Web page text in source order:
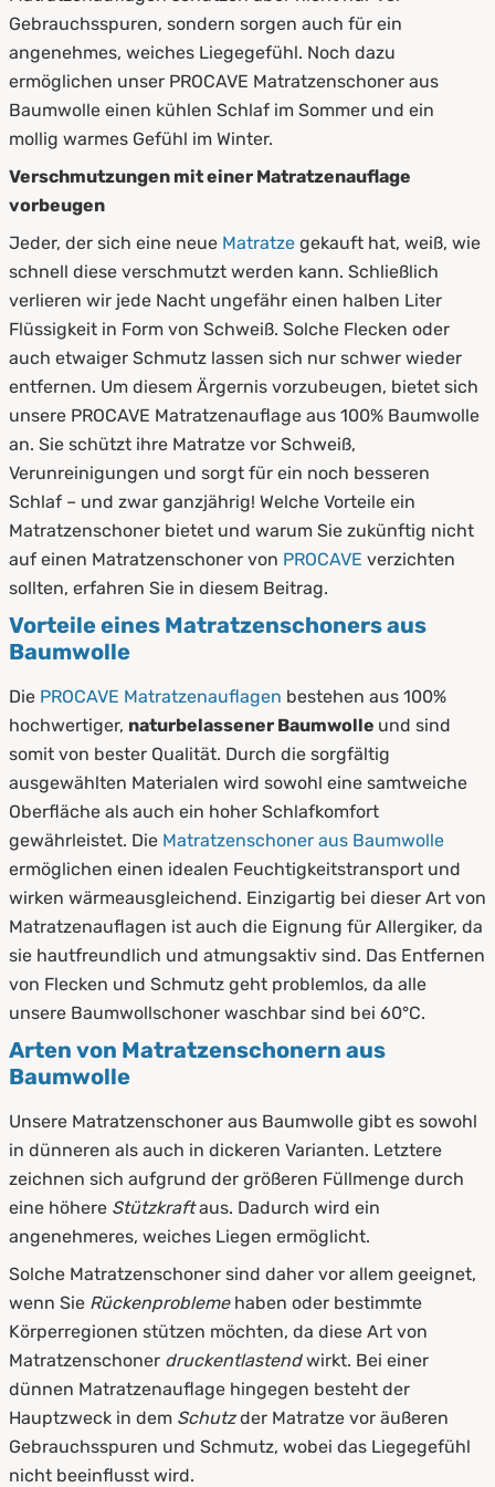
Baumwolle
5.
Pflege und Reinigung von Baumwoll-
Matratzenauflagen
6. Zusammenfassung
Gebrauchsspuren, sondern sorgen auch für ein
angenehmes, weiches Liegegefühl. Noch dazu
ermöglichen unser PROCAVE Matratzenschoner aus
Baumwolle einen kühlen Schlaf im Sommer und ein
mollig warmes Gefühl im Winter.
Verschmutzungen mit einer Matratzenauflage
vorbeugen
Jeder, der sich eine neue Matratze gekauft hat, weiß, wie
schnell diese verschmutzt werden kann. Schließlich
verlieren wir jede Nacht ungefähr einen halben Liter
Flüssigkeit in Form von Schweiß. Solche Flecken oder
auch etwaiger Schmutz lassen sich nur schwer wieder
entfernen. Um diesem Ärgernis vorzubeugen, bietet sich
unsere PROCAVE Matratzenauflage aus 100% Baumwolle
an. Sie schützt ihre Matratze vor Schweiß,
Verunreinigungen und sorgt für ein noch besseren
Schlaf – und zwar ganzjährig! Welche Vorteile ein
Matratzenschoner bietet und warum Sie zukünftig nicht
auf einen Matratzenschoner von PROCAVE verzichten
sollten, erfahren Sie in diesem Beitrag.
Vorteile eines Matratzenschoners aus
Baumwolle
Die PROCAVE Matratzenauflagen bestehen aus 100%
hochwertiger, naturbelassener Baumwolle und sind
somit von bester Qualität. Durch die sorgfältig
ausgewählten Materialen wird sowohl eine samtweiche
Oberfläche als auch ein hoher Schlafkomfort
gewährleistet. Die Matratzenschoner aus Baumwolle
ermöglichen einen idealen Feuchtigkeitstransport und
wirken wärmeausgleichend. Einzigartig bei dieser Art von
Matratzenauflagen ist auch die Eignung für Allergiker, da
sie hautfreundlich und atmungsaktiv sind. Das Entfernen
von Flecken und Schmutz geht problemlos, da alle
unsere Baumwollschoner waschbar sind bei 60°C.
Arten von Matratzenschonern aus
Baumwolle
Unsere Matratzenschoner aus Baumwolle gibt es sowohl
in dünneren als auch in dickeren Varianten. Letztere
zeichnen sich aufgrund der größeren Füllmenge durch
eine höhere Stützkraftaus. Dadurch wird ein
angenehmeres, weiches Liegen ermöglicht.
Solche Matratzenschoner sind daher vor allem geeignet,
wenn Sie Rückenprobleme haben oder bestimmte
Körperregionen stützen möchten, da diese Art von
Matratzenschoner druckentlastendwirkt. Bei einer
dünnen Matratzenauflage hingegen besteht der
Hauptzweck in dem Schutzder Matratze vor äußeren
Gebrauchsspuren und Schmutz, wobei das Liegegefühl
nicht beeinflusst wird.